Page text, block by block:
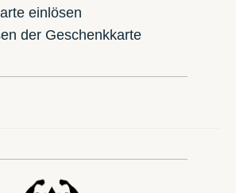
einlösen
der Geschenkkarte